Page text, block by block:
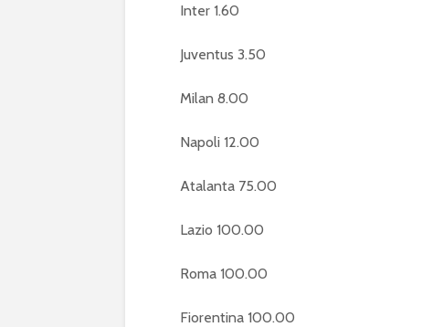
Inter 1.60
Juventus 3.50
Milan 8.00
Napoli 12.00
Atalanta 75.00
Lazio 100.00
Roma 100.00
Fiorentina 100.00